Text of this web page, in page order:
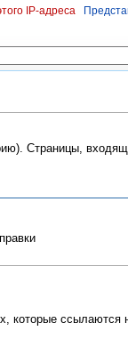
Страницы,
которые ссылаются
IP-адреса